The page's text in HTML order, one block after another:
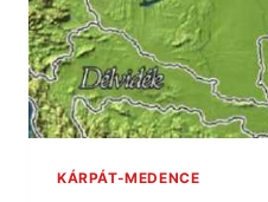
KÁRPÁT-MEDENCE